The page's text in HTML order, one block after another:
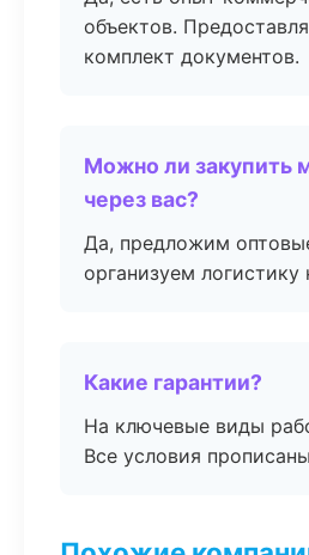
объектов.
комплект документов.
Можно ли закупить
через вас?
Да, предложим
организуем логистику
Какие гарантии?
На ключевые виды
Все условия